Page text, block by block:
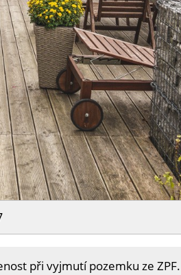
při vyjmutí pozemku ze